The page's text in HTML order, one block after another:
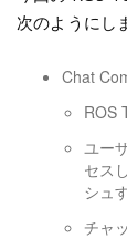
次のようにし
Chat
ROS
ユー
セス
シュ
チャ